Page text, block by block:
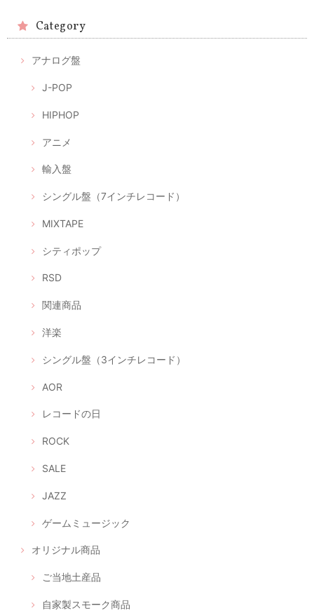
Category
アナログ盤
J-POP
HIPHOP
アニメ
輸入盤
シングル盤（7インチレコード）
MIXTAPE
シティポップ
RSD
関連商品
洋楽
シングル盤（3インチレコード）
AOR
レコードの日
ROCK
SALE
JAZZ
ゲームミュージック
オリジナル商品
ご当地土産品
自家製スモーク商品